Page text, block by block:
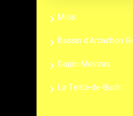
Mios
Bassin d'Arcachon
Gujan-Mestras
La Teste-de-Buch